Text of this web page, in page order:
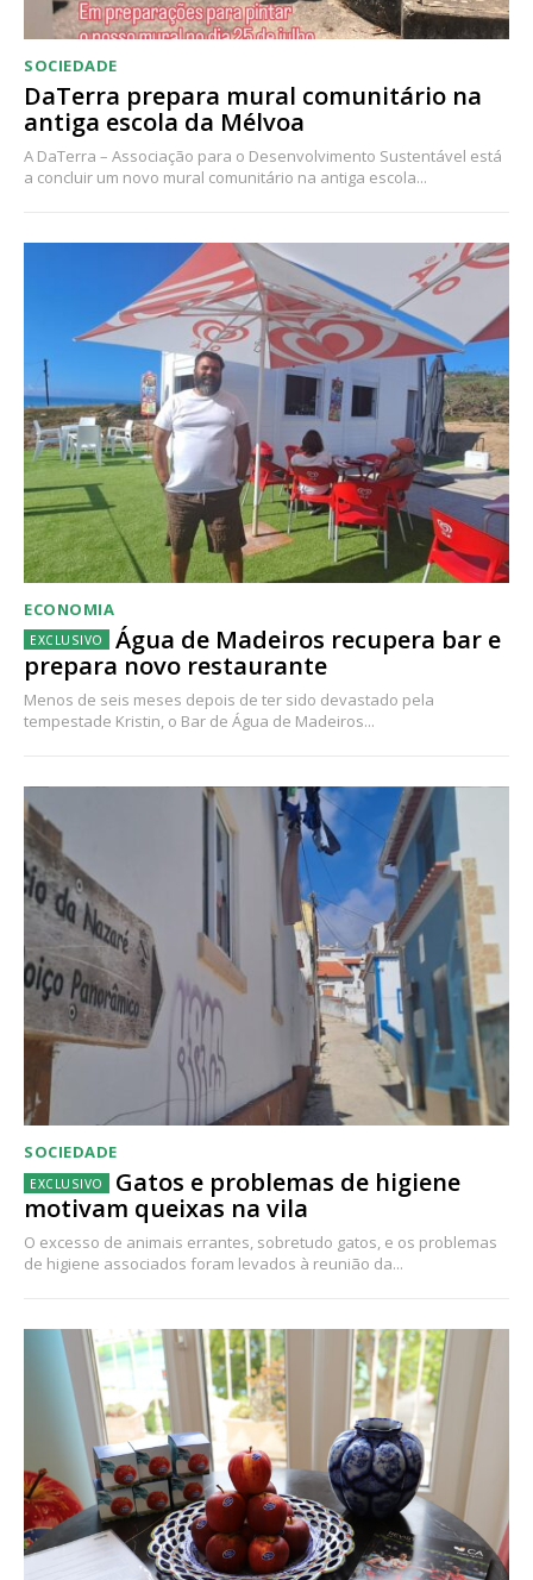
SOCIEDADE
DaTerra prepara mural comunitário na
antiga escola da Mélvoa
A DaTerra – Associação para o Desenvolvimento Sustentável está
a concluir um novo mural comunitário na antiga escola...
ECONOMIA
Água de Madeiros recupera bar e
prepara novo restaurante
Menos de seis meses depois de ter sido devastado pela
tempestade Kristin, o Bar de Água de Madeiros...
SOCIEDADE
Gatos e problemas de higiene
motivam queixas na vila
O excesso de animais errantes, sobretudo gatos, e os problemas
de higiene associados foram levados à reunião da...